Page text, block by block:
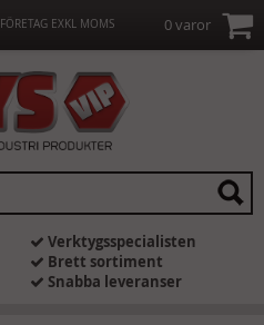
0 varor
FÖRETAG EXKL MOMS
Verktygsspecialisten
Brett sortiment
Snabba leveranser